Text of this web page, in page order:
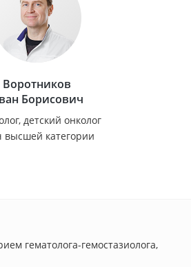
Воротников
Борисович
детский онколог
высшей категории
гематолога-гемостазиолога,